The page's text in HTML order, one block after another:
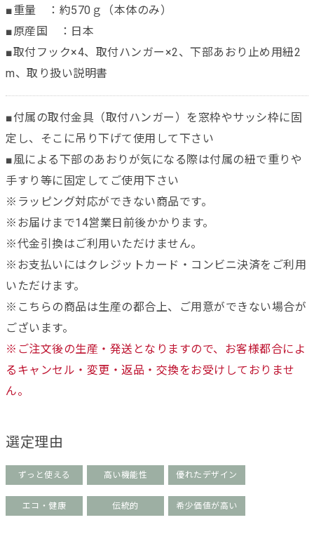
■重量 ：約570ｇ（本体のみ）
■原産国 ：日本
■取付フック×4、取付ハンガー×2、下部あおり止め用紐2
m、取り扱い説明書
■付属の取付金具（取付ハンガー）を窓枠やサッシ枠に固
定し、そこに吊り下げて使用して下さい
■風による下部のあおりが気になる際は付属の紐で重りや
手すり等に固定してご使用下さい
※ラッピング対応ができない商品です。
※お届けまで14営業日前後かかります。
※代金引換はご利用いただけません。
※お支払いにはクレジットカード・コンビニ決済をご利用
いただけます。
※こちらの商品は生産の都合上、ご用意ができない場合が
ございます。
※ご注文後の生産・発送となりますので、お客様都合によ
るキャンセル・変更・返品・交換をお受けしておりませ
ん。
選定理由
ずっと使える 高い機能性 優れたデザイン
エコ・健康 伝統的 希少価値が高い